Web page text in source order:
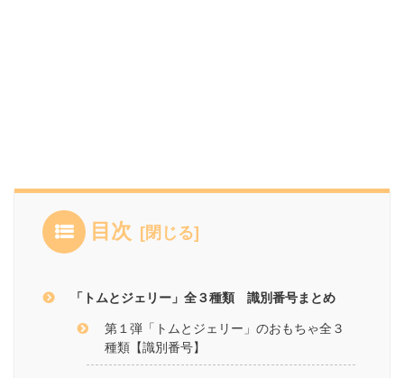
目次
「トムとジェリー」全３種類 識別番号まとめ
第１弾「トムとジェリー」のおもちゃ全３
種類【識別番号】